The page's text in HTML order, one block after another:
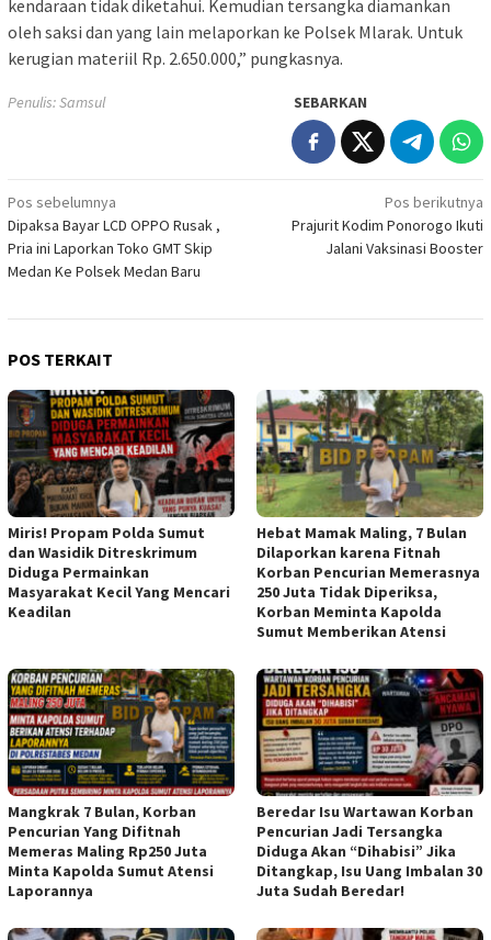
kendaraan tidak diketahui. Kemudian tersangka diamankan
oleh saksi dan yang lain melaporkan ke Polsek Mlarak. Untuk
kerugian materiil Rp. 2.650.000,” pungkasnya.
Penulis: Samsul SEBARKAN
Navigasi
pos
Pos sebelumnya
Dipaksa Bayar LCD OPPO Rusak ,
Pria ini Laporkan Toko GMT Skip
Medan Ke Polsek Medan Baru
Pos berikutnya
Prajurit Kodim Ponorogo Ikuti
Jalani Vaksinasi Booster
POS TERKAIT
Miris! Propam Polda Sumut
dan Wasidik Ditreskrimum
Diduga Permainkan
Masyarakat Kecil Yang Mencari
Keadilan
Hebat Mamak Maling, 7 Bulan
Dilaporkan karena Fitnah
Korban Pencurian Memerasnya
250 Juta Tidak Diperiksa,
Korban Meminta Kapolda
Sumut Memberikan Atensi
Mangkrak 7 Bulan, Korban
Pencurian Yang Difitnah
Memeras Maling Rp250 Juta
Minta Kapolda Sumut Atensi
Laporannya
Beredar Isu Wartawan Korban
Pencurian Jadi Tersangka
Diduga Akan “Dihabisi” Jika
Ditangkap, Isu Uang Imbalan 30
Juta Sudah Beredar!